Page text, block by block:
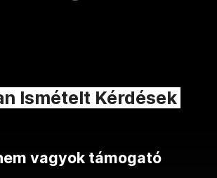
Ismételt Kérdések
vagyok támogató